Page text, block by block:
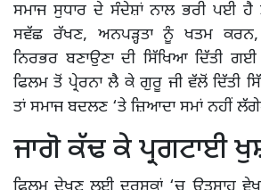
ਸਮਾਜ ਸੁਧਾਰ ਦੇ ਸੰਦੇਸ਼ਾਂ ਨਾਲ ਭਰੀ ਪਈ ਹੈ
ਸਵੱਛ ਰੱਖਣ, ਅਨਪੜ੍ਹਤਾ ਨੂੰ ਖਤਮ
ਨਿਰਭਰ ਬਣਾਉਣਾ ਦੀ ਸਿੱਖਿਆ ਦਿੱਤੀ
ਫਿਲਮ ਤੋਂ ਪ੍ਰੇਰਨਾ ਲੈ ਕੇ ਗੁਰੂ ਜੀ ਵੱਲੋਂ ਦਿੱਤੀ
ਤਾਂ ਸਮਾਜ ਬਦਲਣ ‘ਤੇ ਜ਼ਿਆਦਾ ਸਮਾਂ ਨਹੀਂ
ਜਾਗੋ ਕੱਢ ਕੇ ਪ੍ਰਗਟਾਈ